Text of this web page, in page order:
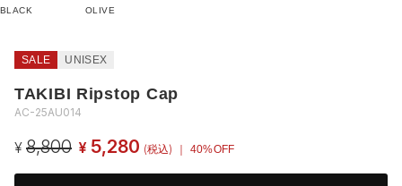
BLACK OLIVE
SALE UNISEX
TAKIBI Ripstop Cap
AC-25AU014
¥ 8,800 ¥ 5,280 (税込) ｜ 40%OFF